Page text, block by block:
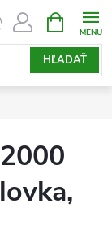
HĽADAŤ
KOŠÍK